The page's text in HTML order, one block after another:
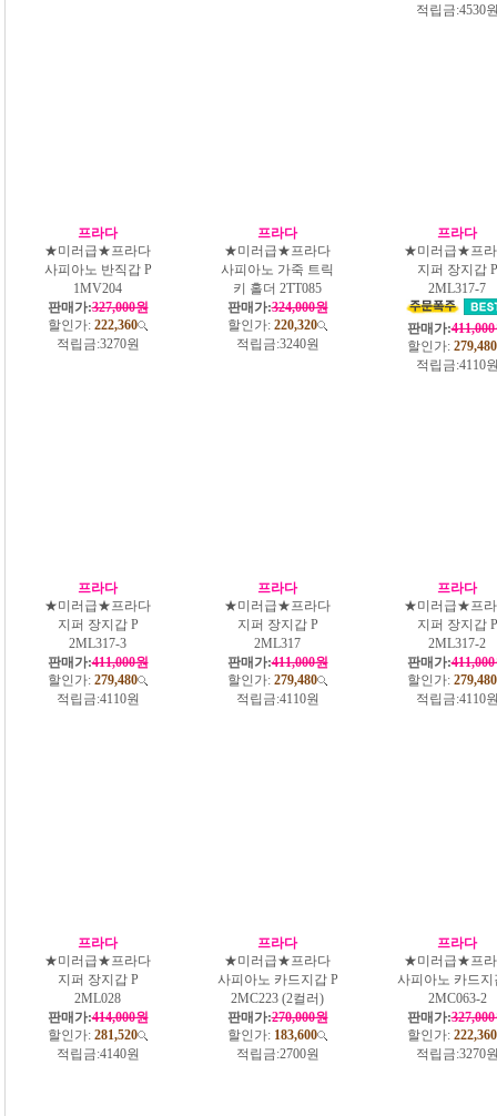
적립금:4530
프라다
★미러급★프라다
사피아노 반직갑 P
1MV204
판매가:327,000원
할인가: 222,360
적립금:3270원
프라다
★미러급★프라다
사피아노 가죽 트릭
키 홀더 2TT085
판매가:324,000원
할인가: 220,320
적립금:3240원
프라다
★미러급★프
지퍼 장지갑 P
2ML317-7
판매가:
할인가: 279,480
적립금:4110
프라다
★미러급★프라다
지퍼 장지갑 P
2ML317-3
판매가:411,000원
할인가: 279,480
적립금:4110원
프라다
★미러급★프라다
지퍼 장지갑 P
2ML317
판매가:411,000원
할인가: 279,480
적립금:4110원
프라다
★미러급★프
지퍼 장지갑 P
2ML317-2
판매가:
할인가: 279,480
적립금:4110
프라다
★미러급★프라다
지퍼 장지갑 P
2ML028
판매가:414,000원
할인가: 281,520
적립금:4140원
프라다
★미러급★프라다
사피아노 카드지갑 P
2MC223 (2컬러)
판매가:270,000원
할인가: 183,600
적립금:2700원
프라다
★미러급★프
사피아노 카드지
2MC063-2
판매가:
할인가: 222,360
적립금:3270